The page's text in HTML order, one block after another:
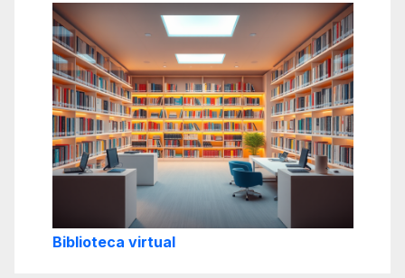
Biblioteca virtual